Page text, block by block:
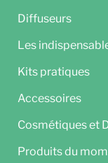
Diffuseurs
Les
Kits pratiques
Accessoires
Cosmétiques et
Produits du